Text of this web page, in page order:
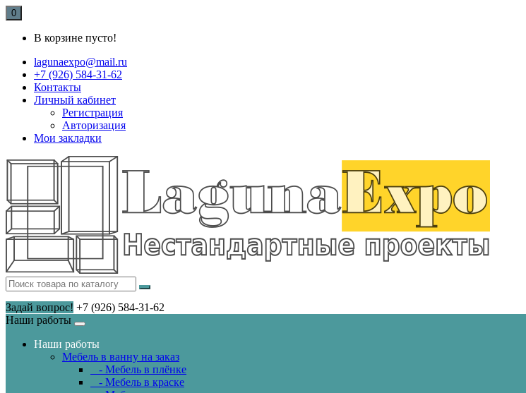
0
В корзине пусто!
lagunaexpo@mail.ru
+7 (926) 584-31-62
Контакты
Личный кабинет
Регистрация
Авторизация
Мои закладки
Задай вопрос! +7 (926) 584-31-62
Наши работы
Наши работы
Мебель в ванну на заказ
- Мебель в плёнке
- Мебель в краске